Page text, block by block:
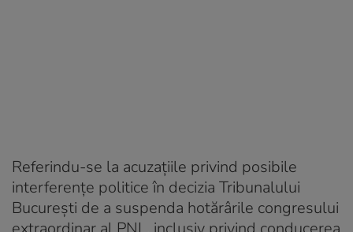
Referindu-se la acuzațiile privind posibile
interferențe politice în decizia Tribunalului
București de a suspenda hotărârile congresului